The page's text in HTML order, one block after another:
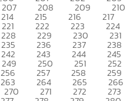
207 208 209 210
214 215 216 217
221 222 223 224
228 229 230 231
235 236 237 238
242 243 244 245
249 250 251 252
256 257 258 259
263 264 265 266
270 271 272 273